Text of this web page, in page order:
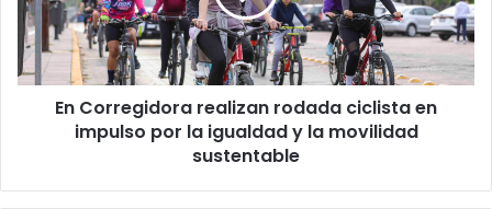
en
impulso
por
la
igualdad
sustentable
En Corregidora realizan rodada ciclista en
impulso por la igualdad y la movilidad
sustentable